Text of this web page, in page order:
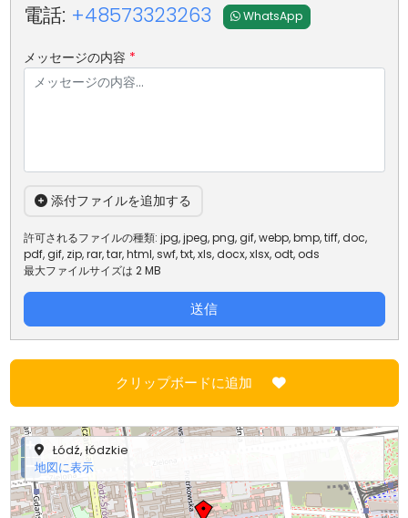
電話: +48573323263 WhatsApp
メッセージの内容 *
添付ファイルを追加する
許可されるファイルの種類: jpg, jpeg, png, gif, webp, bmp, tiff, doc,
pdf, gif, zip, rar, tar, html, swf, txt, xls, docx, xlsx, odt, ods
最大ファイルサイズは 2 MB
送信
クリップボードに追加
+
−
Łódź, łódzkie
地図に表示